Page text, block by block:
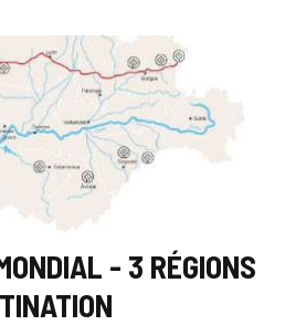
- 3 RÉGIONS